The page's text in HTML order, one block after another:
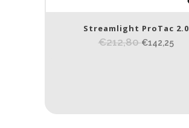
Streamlight ProTac 2.0
€212,80€142,25